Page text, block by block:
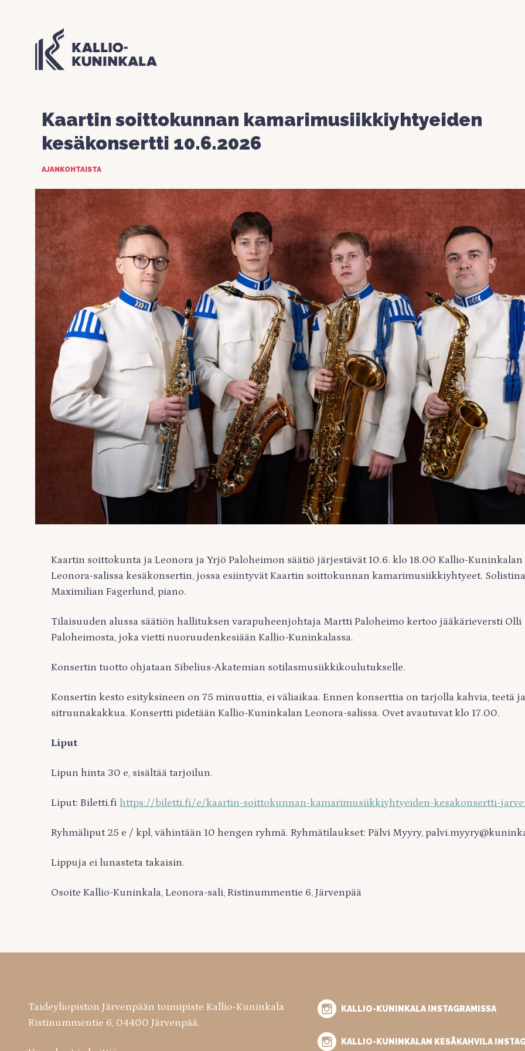
Kaartin soittokunnan kamarimusiikkiyhtyeiden
kesäkonsertti 10.6.2026
AJANKOHTAISTA
Kaartin soittokunta ja Leonora ja Yrjö Paloheimon säätiö järjestävät 10.6. klo 18.00 Kallio-Kuninkalan
Leonora-salissa kesäkonsertin, jossa esiintyvät Kaartin soittokunnan kamarimusiikkiyhtyeet.
Maximilian Fagerlund, piano.
Tilaisuuden alussa säätiön hallituksen varapuheenjohtaja Martti Paloheimo kertoo jääkärieversti Olli
Paloheimosta, joka vietti nuoruudenkesiään Kallio-Kuninkalassa.
Konsertin tuotto ohjataan Sibelius-Akatemian sotilasmusiikkikoulutukselle.
Konsertin kesto esityksineen on 75 minuuttia, ei väliaikaa. Ennen konserttia on tarjolla kahvia, teetä ja
sitruunakakkua. Konsertti pidetään Kallio-Kuninkalan Leonora-salissa. Ovet avautuvat klo 17.00.
Liput
Lipun hinta 30 e, sisältää tarjoilun.
Liput: Biletti.fi https://biletti.fi/e/kaartin-soittokunnan-kamarimusiikkiyhtyeiden-kesakonsertti-
Ryhmäliput 25 e / kpl, vähintään 10 hengen ryhmä. Ryhmätilaukset: Pälvi Myyry,
Lippuja ei lunasteta takaisin.
Osoite Kallio-Kuninkala, Leonora-sali, Ristinummentie 6, Järvenpää
Taideyliopiston Järvenpään toimipiste Kallio-Kuninkala
Ristinummentie 6, 04400 Järvenpää.
KALLIO-KUNINKALA INSTAGRAMISSA
KALLIO-KUNINKALAN KESÄKAHVILA